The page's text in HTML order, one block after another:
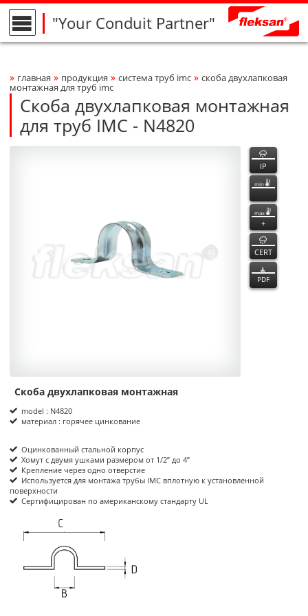
"Your Conduit Partner"
Breadcrumbs Navigation
» главная » продукция » система труб imc » скоба двухлапковая
монтажная для труб imc
Скоба двухлапковая монтажная
для труб IMC - N4820
N4820
N4820 функции
IP
min
max
+
CERT
PDF
Product Informations
Скоба двухлапковая монтажная
model : N4820
материал : горячее цинкование
Оцинкованный стальной корпус
Хомут с двумя ушками размером от 1/2” до 4”
Крепление через одно отверстие
Используется для монтажа трубы IMC вплотную к установленной
поверхности
Сертифицирован по американскому стандарту UL
размеры